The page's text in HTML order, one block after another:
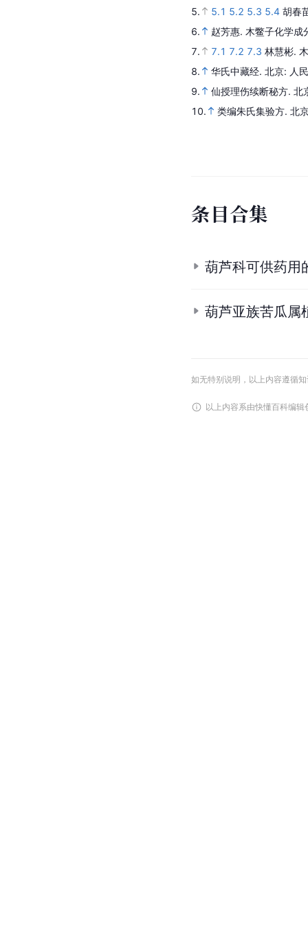
5.
5.1 5.2 5.3 5.4 胡春
6.
赵芳惠. 木鳖子化学成
7.
7.1 7.2 7.3 林慧彬.
8.
华氏中藏经. 北京: 人
9.
仙授理伤续断秘方. 北
10.
类编朱氏集验方. 北
条目合集
葫芦科可供药用
葫芦亚族苦瓜属
如无特别说明，以上内容遵循
以上内容系由快懂百科编